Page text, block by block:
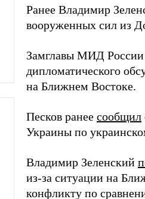
Ранее Владимир
вооруженных сил из
Замглавы МИД
дипломатического
на Ближнем Востоке.
Песков ранее сообщил
Украины по
Владимир Зеленский
из-за ситуации на
конфликту по